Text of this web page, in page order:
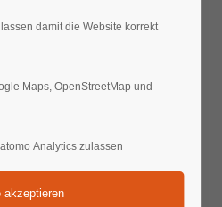
damit die Website korrekt
Maps, OpenStreetMap und
Analytics zulassen